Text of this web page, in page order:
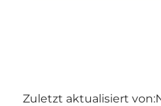
Zuletzt aktualisiert von: